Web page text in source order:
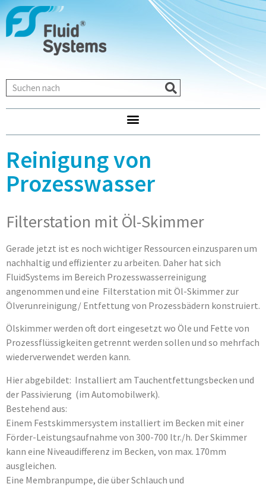
Reinigung von
Prozesswasser
Filterstation mit Öl-Skimmer
Gerade jetzt ist es noch wichtiger Ressourcen einzusparen um
nachhaltig und effizienter zu arbeiten. Daher hat sich
FluidSystems im Bereich Prozesswasserreinigung
angenommen und eine Filterstation mit Öl-Skimmer zur
Ölverunreinigung/ Entfettung von Prozessbädern konstruiert.
Ölskimmer werden oft dort eingesetzt wo Öle und Fette von
Prozessflüssigkeiten getrennt werden sollen und so mehrfach
wiederverwendet werden kann.
Hier abgebildet: Installiert am Tauchentfettungsbecken und
der Passivierung (im Automobilwerk).
Bestehend aus:
Einem Festskimmersystem installiert im Becken mit einer
Förder-Leistungsaufnahme von 300-700 ltr./h. Der Skimmer
kann eine Niveaudifferenz im Becken, von max. 170mm
ausgleichen.
Eine Membranpumpe, die über Schlauch und